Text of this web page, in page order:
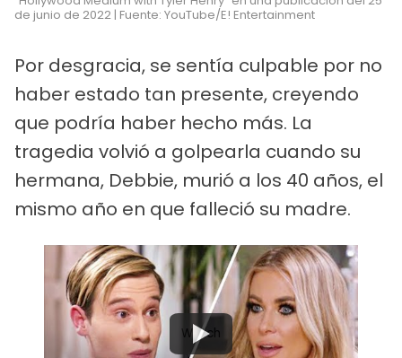
de junio de 2022 | Fuente: YouTube/E! Entertainment
Por desgracia, se sentía culpable por no
haber estado tan presente, creyendo
que podría haber hecho más. La
tragedia volvió a golpearla cuando su
hermana, Debbie, murió a los 40 años, el
mismo año en que falleció su madre.
Watch